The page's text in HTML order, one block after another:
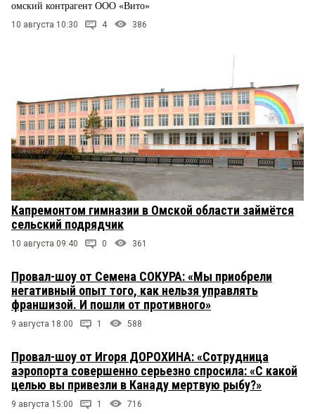
омский контрагент ООО «Вито»
10 августа 10:30 4 386
Капремонтом гимназии в Омской области займётся
сельский подрядчик
10 августа 09:40 0 361
Провал-шоу от Семена СОКУРА: «Мы приобрели
негативный опыт того, как нельзя управлять
франшизой. И пошли от противного»
9 августа 18:00 1 588
Провал-шоу от Игоря ДОРОХИНА: «Сотрудница
аэропорта совершенно серьезно спросила: «С какой
целью вы привезли в Канаду мертвую рыбу?»
9 августа 15:00 1 716